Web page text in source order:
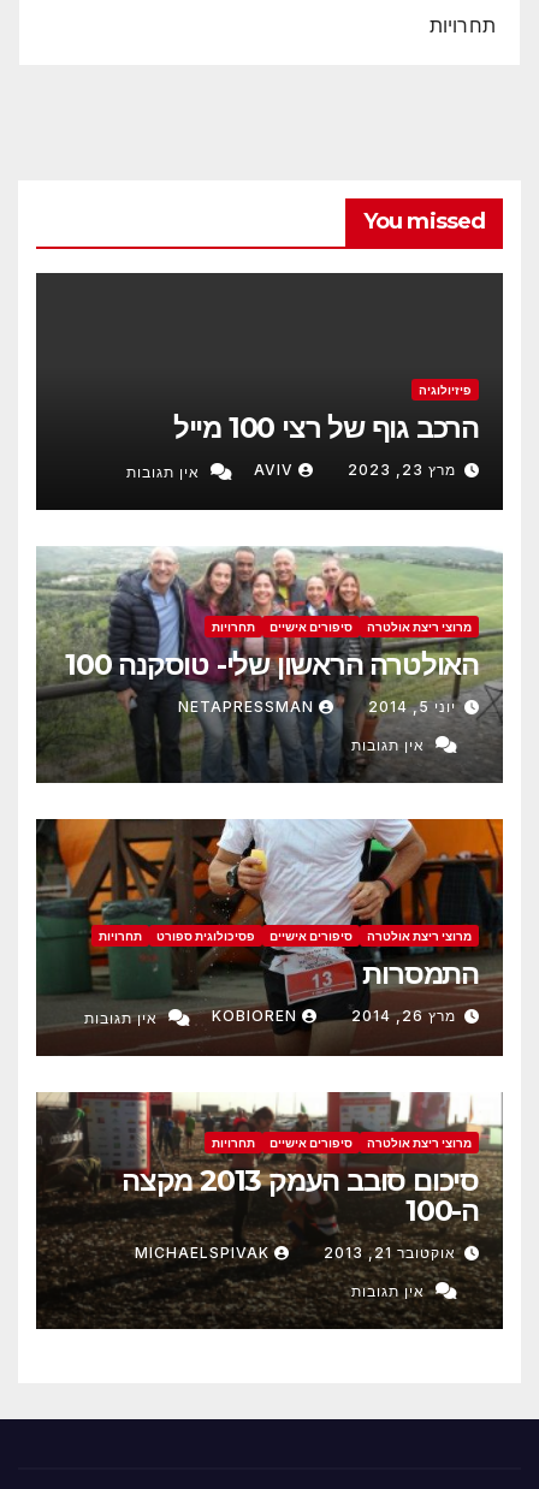
תחרויות
You missed
פיזיולוגיה
הרכב גוף של רצי 100 מייל
מרץ 23, 2023 AVIV אין תגובות
מרוצי ריצת אולטרה סיפורים אישיים תחרויות
האולטרה הראשון שלי- טוסקנה 100
יוני 5, 2014 NETAPRESSMAN
אין תגובות
מרוצי ריצת אולטרה סיפורים אישיים פסיכולוגית ספורט תחרויות
התמסרות
מרץ 26, 2014 KOBIOREN אין תגובות
מרוצי ריצת אולטרה סיפורים אישיים תחרויות
סיכום סובב העמק 2013 מקצה
ה-100
אוקטובר 21, 2013 MICHAELSPIVAK
אין תגובות